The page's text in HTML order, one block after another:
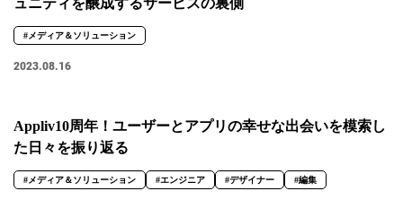
ュニティを醸成するサービスの裏側
#メディア＆ソリューション
2023.08.16
Appliv10周年！ユーザーとアプリの幸せな出会いを模索し
た日々を振り返る
#メディア＆ソリューション #エンジニア #デザイナー #編集